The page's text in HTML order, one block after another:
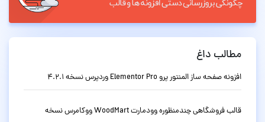
مطالب داغ
افزونه صفحه ساز المنتور پرو Elementor Pro وردپرس نسخه 4.2.1
قالب فروشگاهی چندمنظوره وودمارت WoodMart ووکامرس نسخه